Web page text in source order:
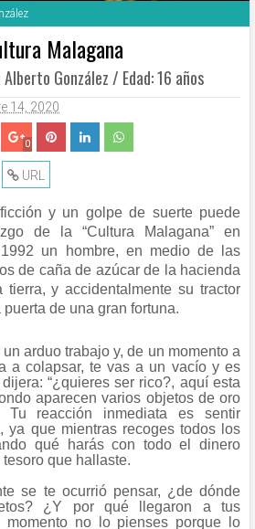
Malagana
González / Edad: 16 años
14, 2020
0
URL
y un golpe de suerte puede
de la “Cultura Malagana” en
un hombre, en medio de las
de caña de azúcar de la hacienda
tierra, y accidentalmente su tractor
de una gran fortuna.
arduo trabajo y, de un momento a
a colapsar, te vas a un vacío y es
“¿quieres ser rico?, aquí esta
aparecen varios objetos de oro
Tu reacción inmediata es sentir
ya que mientras recoges todos los
qué harás con todo el dinero
que hallaste.
se te ocurrió pensar, ¿de dónde
¿Y por qué llegaron a tus
momento no lo pienses porque lo